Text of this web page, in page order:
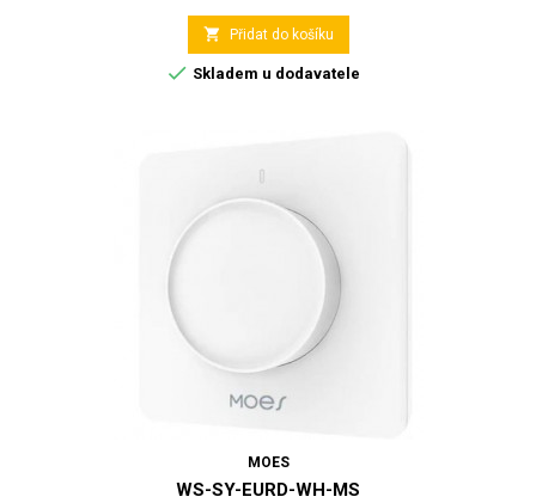
 Přidat do košíku
 Skladem u dodavatele
MOES
WS-SY-EURD-WH-MS